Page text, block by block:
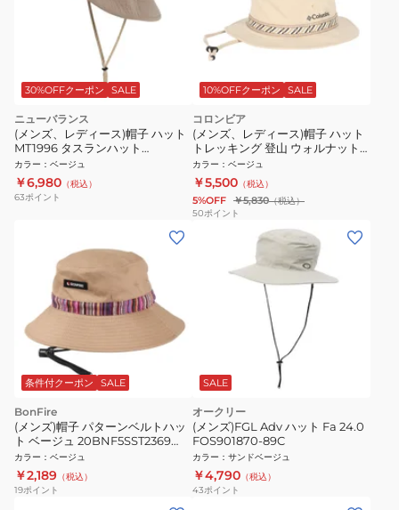
30%OFFクーポン SALE
ニューバランス
(メンズ、レディース)帽子 ハット
MT1996 タスランハット
LAH35651INC ベージュ 速乾
カラー ： ベージュ
￥6,980 （税込）
63ポイント
10%OFFクーポン SALE
コロンビア
(メンズ、レディース)帽子 ハット
トレッキング 登山 ウォルナット
ピークバケット PU5727 161
カラー ： ベージュ
￥5,500 （税込）
5%OFF ￥5,830（税込）
50ポイント
条件付クーポン SALE
BonFire
(メンズ)帽子 パターンベルトハッ
ト ベージュ 20BNF5SST2369
BEG UVカット 紫外線対策 吸汗速
乾 接触冷感 暑さ対策 熱中症対策
カラー ： ベージュ
￥2,189 （税込）
19ポイント
SALE
オークリー
(メンズ)FGL Adv ハット Fa 24.0
FOS901870-89C
カラー ： サンドベージュ
￥4,790 （税込）
43ポイント